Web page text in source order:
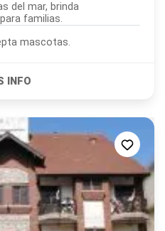
del mar, brinda
familias.
cuenta con acepta mascotas.